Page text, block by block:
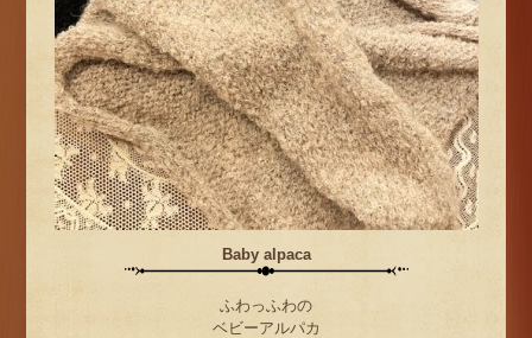
Baby alpaca
ふわっふわの
ベビーアルパカ